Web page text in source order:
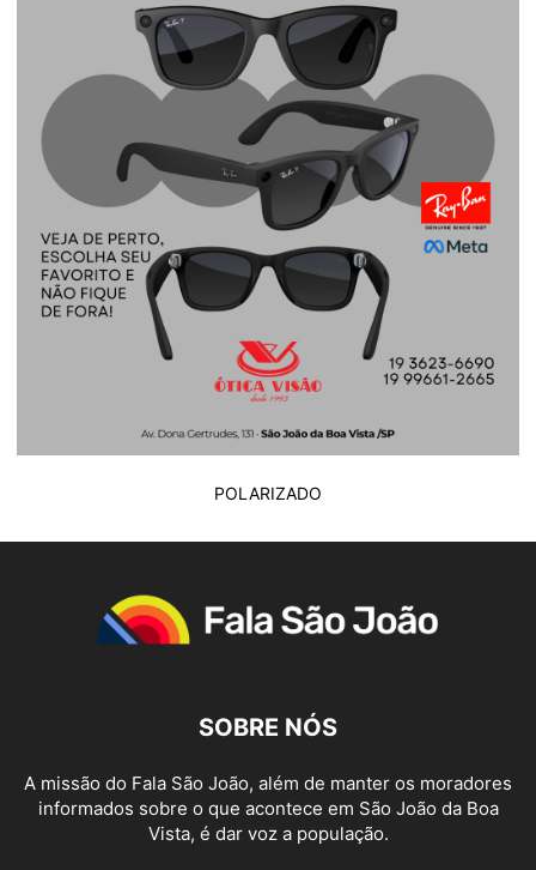
POLARIZADO
SOBRE NÓS
A missão do Fala São João, além de manter os moradores
informados sobre o que acontece em São João da Boa
Vista, é dar voz a população.